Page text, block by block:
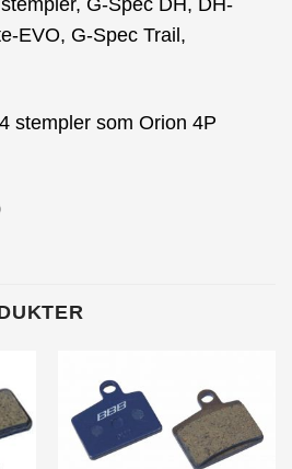
G-Spec DH, DH-
EVO, G-Spec Trail,
stempler som Orion 4P